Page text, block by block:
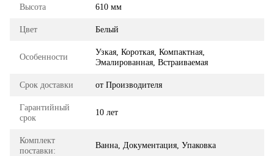
Высота 610 мм
Цвет Белый
Особенности
Узкая, Короткая, Компактная,
Эмалированная, Встраиваемая
Срок доставки от Производителя
Гарантийный
срок
10 лет
Комплект
поставки:
Ванна, Документация, Упаковка